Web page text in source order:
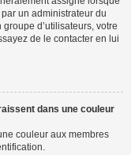
un administrateur du
d’utilisateurs, votre
de le contacter en lui
dans une couleur
couleur aux membres